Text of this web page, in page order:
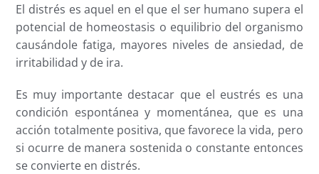
El distrés es aquel en el que el ser humano supera el
potencial de homeostasis o equilibrio del organismo
causándole fatiga, mayores niveles de ansiedad, de
irritabilidad y de ira.
Es muy importante destacar que el eustrés es una
condición espontánea y momentánea, que es una
acción totalmente positiva, que favorece la vida, pero
si ocurre de manera sostenida o constante entonces
se convierte en distrés.